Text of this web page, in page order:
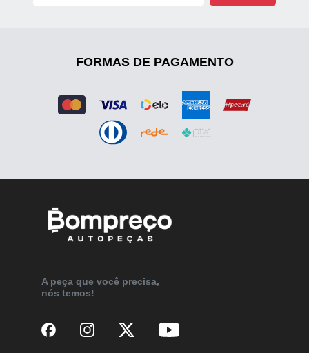
FORMAS DE PAGAMENTO
A peça que você precisa,
nós temos!